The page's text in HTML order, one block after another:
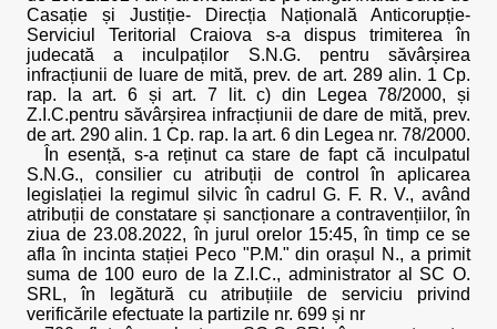
Casație și Justiție- Direcția Națională Anticorupție-
Serviciul Teritorial Craiova s-a dispus trimiterea în
judecată a inculpaților S.N.G. pentru săvârșirea
infracțiunii de luare de mită, prev. de art. 289 alin. 1 Cp.
rap. la art. 6 și art. 7 lit. c) din Legea 78/2000, și
Z.I.C.pentru săvârșirea infracțiunii de dare de mită, prev.
de art. 290 alin. 1 Cp. rap. la art. 6 din Legea nr. 78/2000.
În esență, s-a reținut ca stare de fapt că inculpatul
S.N.G., consilier cu atribuții de control în aplicarea
legislației la regimul silvic în cadrul G. F. R. V., având
atribuții de constatare și sancționare a contravențiilor, în
ziua de 23.08.2022, în jurul orelor 15:45, în timp ce se
afla în incinta stației Peco "P.M." din orașul N., a primit
suma de 100 euro de la Z.I.C., administrator al SC O.
SRL, în legătură cu atribuțiile de serviciu privind
verificările efectuate la partizile nr. 699 și nr